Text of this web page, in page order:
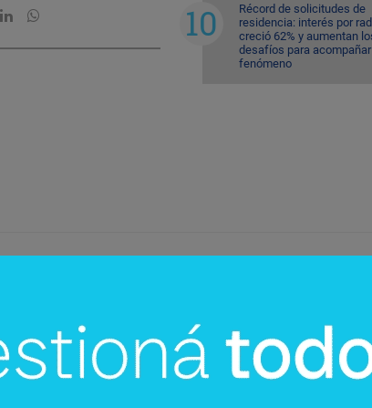
Récord de solicitudes de
residencia: interés por
creció 62% y aumentan
desafíos para
fenómeno
SIP Connect 2026 (parte III): ¿cómo